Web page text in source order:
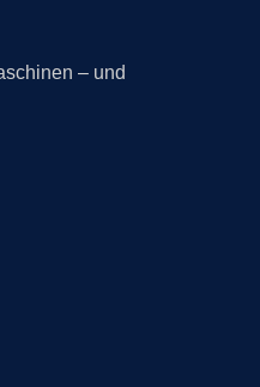
– und